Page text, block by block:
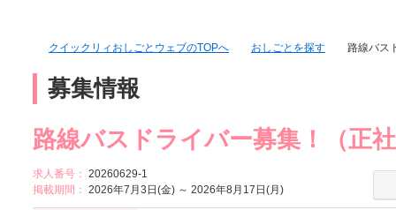
クイックリィおしごとウェブのTOPへ おしごとを探す 路線バス
募集情報
路線バスドライバー募集！（正
求人番号： 20260629-1
掲載期間： 2026年7月3日(金) ～ 2026年8月17日(月)